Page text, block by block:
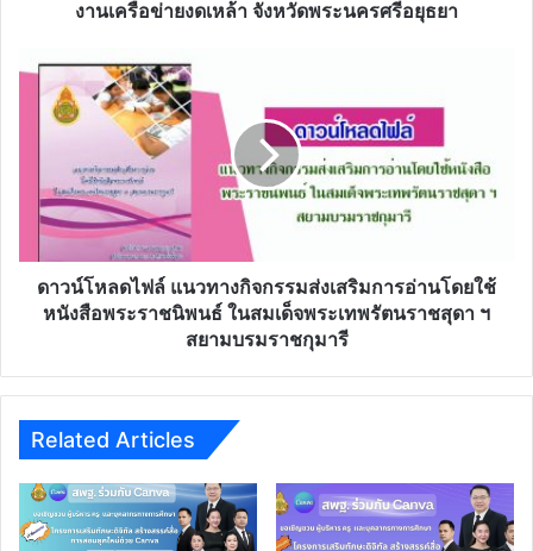
ของ
เครื่อง
เกียรติ
บัตร
ศูนย์
ประสาน
ข่าย
เหล้า
จังหวัด
พระนครศรีอยุธยา
งานเครือข่ายงดเหล้า จังหวัดพระนครศรีอยุธยา
ดาวน์โหลด
แนวทาง
กิจกรรม
เสริม
การ
อ่าน
โดย
หนังสือ
นิพนธ์
สมเด็จ
พระ
เทพ
รัตน
ราช
ดาวน์โหลดไฟล์ แนวทางกิจกรรมส่งเสริมการอ่านโดยใช้
หนังสือพระราชนิพนธ์ ในสมเด็จพระเทพรัตนราชสุดา ฯ
สยามบรมราชกุมารี
Related Articles